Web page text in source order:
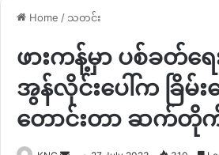
Home / သတင်း
ဖားကန့်မှာ ပစ်ခတ်ရ
အွန်လိုင်းပေါ်က ခြိမ်း
တောင်းတာ ဆက်တို